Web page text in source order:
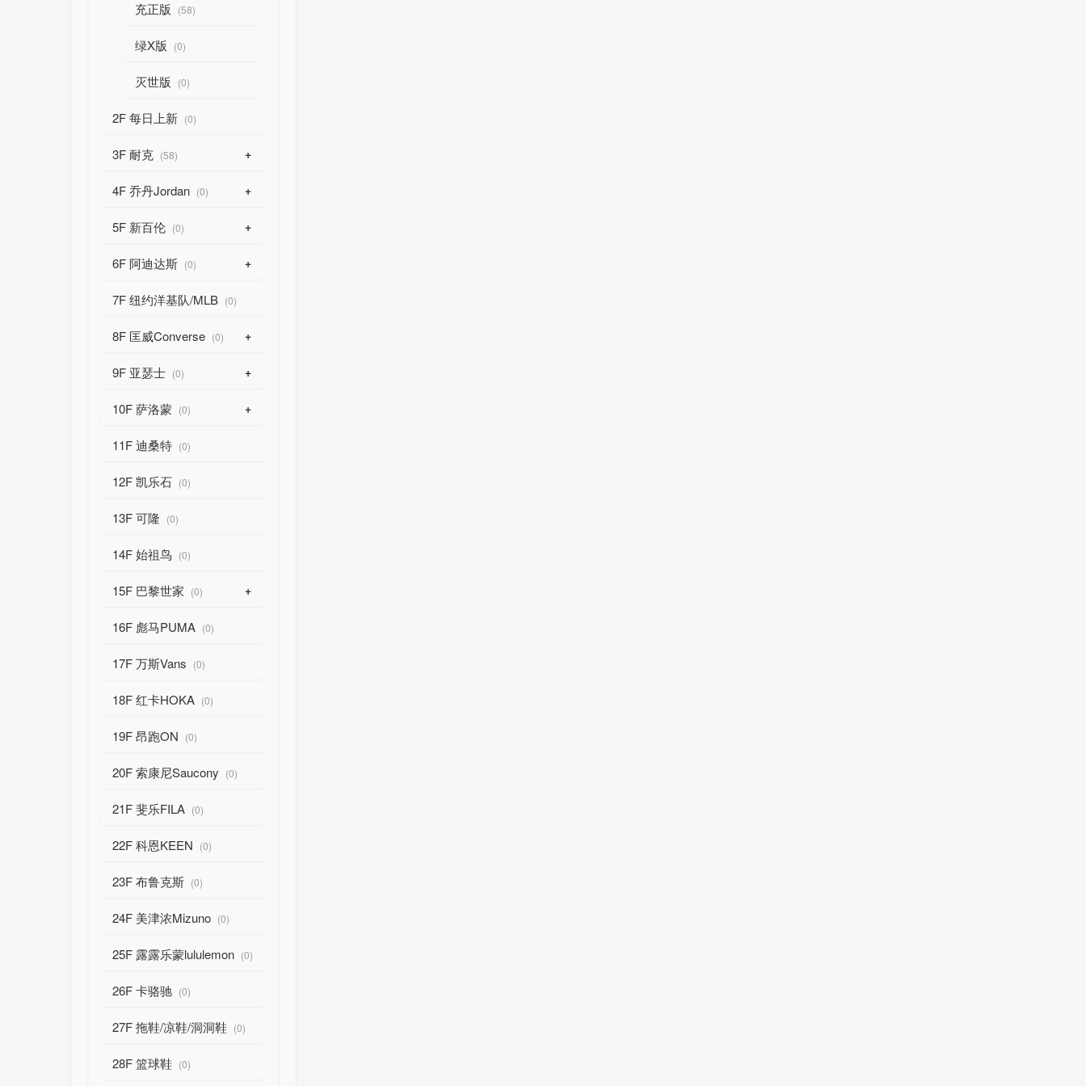
充正版 (58)
绿X版 (0)
灭世版 (0)
2F 每日上新 (0)
3F 耐克 (58) +
4F 乔丹Jordan (0) +
5F 新百伦 (0) +
6F 阿迪达斯 (0) +
7F 纽约洋基队/MLB (0)
8F 匡威Converse (0) +
9F 亚瑟士 (0) +
10F 萨洛蒙 (0) +
11F 迪桑特 (0)
12F 凯乐石 (0)
13F 可隆 (0)
14F 始祖鸟 (0)
15F 巴黎世家 (0) +
16F 彪马PUMA (0)
17F 万斯Vans (0)
18F 红卡HOKA (0)
19F 昂跑ON (0)
20F 索康尼Saucony (0)
21F 斐乐FILA (0)
22F 科恩KEEN (0)
23F 布鲁克斯 (0)
24F 美津浓Mizuno (0)
25F 露露乐蒙lululemon (0)
26F 卡骆驰 (0)
27F 拖鞋/凉鞋/洞洞鞋 (0)
28F 篮球鞋 (0)